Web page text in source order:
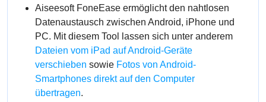
Aiseesoft FoneEase ermöglicht den nahtlosen
Datenaustausch zwischen Android, iPhone und
PC. Mit diesem Tool lassen sich unter anderem
Dateien vom iPad auf Android-Geräte
verschieben sowie Fotos von Android-
Smartphones direkt auf den Computer
übertragen.